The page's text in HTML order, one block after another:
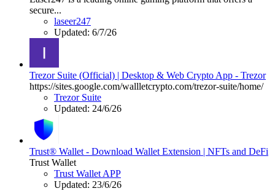
secure...
laseer247
Updated: 6/7/26
Trezor Suite (Official) | Desktop & Web Crypto App - Trezor
https://sites.google.com/wallletcrypto.com/trezor-suite/home/
Trezor Suite
Updated: 24/6/26
Trust® Wallet - Download Wallet Extension | NFTs and DeFi
Trust Wallet
Trust Wallet APP
Updated: 23/6/26